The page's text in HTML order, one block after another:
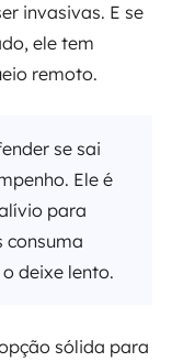
invasivas. E se
ele tem
remoto.
se sai
Ele é
para
consuma
deixe lento.
sólida para